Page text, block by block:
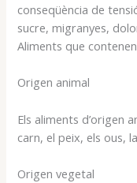
conseqüència de
sucre, migranyes,
Aliments que
Origen animal
Els aliments d’origen
carn, el peix, els ous,
Origen vegetal